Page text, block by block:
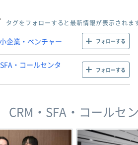
タグをフォローすると最新情報が表示されま
企業・ベンチャー フォローする
・コールセンタ
フォローする
CRM・SFA・コールセ